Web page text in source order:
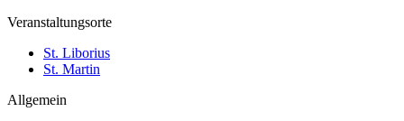
Veranstaltungsorte
St. Liborius
St. Martin
Allgemein